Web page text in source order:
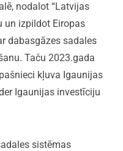
nodalot “Latvijas
un izpildot Eiropas
dabasgāzes sadales
Taču 2023.gada
kļuva Igaunijas
Igaunijas investīciju
sistēmas